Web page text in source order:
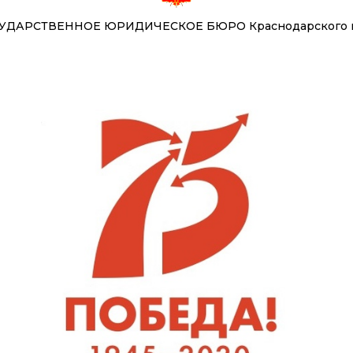
ЮРИДИЧЕСКОЕ БЮРО Краснодарского